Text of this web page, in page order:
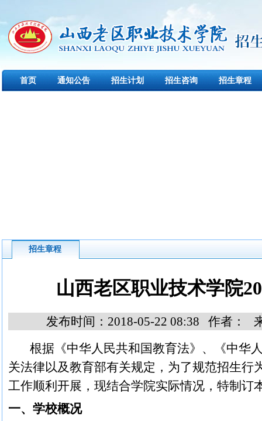
首页 通知公告 招生计划 招生咨询 招生章程
招生章程
山西老区职业技术学院
发布时间：2018-05-22 08:38 作者：
根据《中华人民共和国教育法》、《中华
关法律以及教育部有关规定，为了规范招生行
工作顺利开展，现结合学院实际情况，特制订
一、学校概况